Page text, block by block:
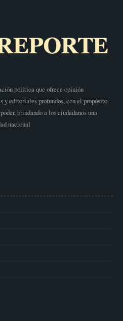
política que ofrece opinión
y editoriales profundos, con el propósito
brindando a los ciudadanos una
nacional